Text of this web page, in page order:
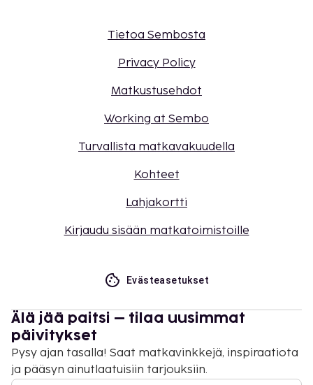
Tietoa Sembosta
Privacy Policy
Matkustusehdot
Working at Sembo
Turvallista matkavakuudella
Kohteet
Lahjakortti
Kirjaudu sisään matkatoimistoille
Evästeasetukset
Älä jää paitsi – tilaa uusimmat
päivitykset
Pysy ajan tasalla! Saat matkavinkkejä, inspiraatiota
ja pääsyn ainutlaatuisiin tarjouksiin.